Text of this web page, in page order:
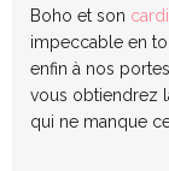
Boho et son
impeccable en
enfin à nos
vous obtiendrez
qui ne manque